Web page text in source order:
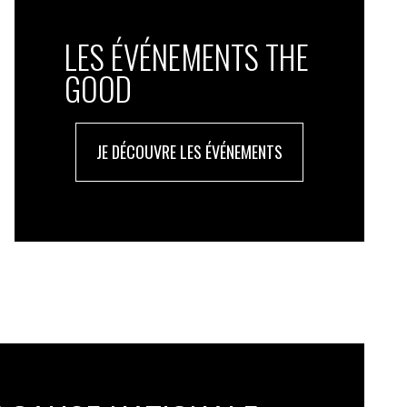
LES ÉVÉNEMENTS THE
GOOD
JE DÉCOUVRE LES ÉVÉNEMENTS